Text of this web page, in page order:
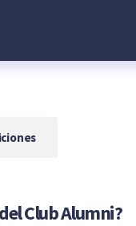
Club Alumni?